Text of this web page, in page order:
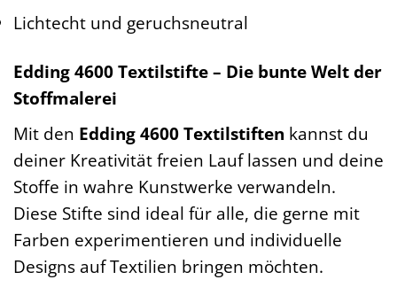
Lichtecht und geruchsneutral
Edding 4600 Textilstifte – Die bunte Welt der
Stoffmalerei
Mit den Edding 4600 Textilstiften kannst du
deiner Kreativität freien Lauf lassen und deine
Stoffe in wahre Kunstwerke verwandeln.
Diese Stifte sind ideal für alle, die gerne mit
Farben experimentieren und individuelle
Designs auf Textilien bringen möchten.